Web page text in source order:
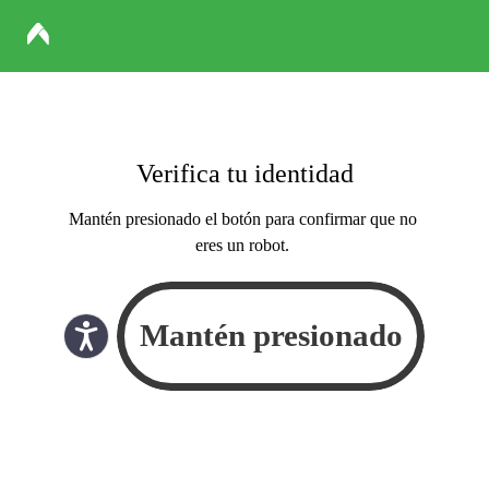
Verifica tu identidad
Mantén presionado el botón para confirmar que no
eres un robot.